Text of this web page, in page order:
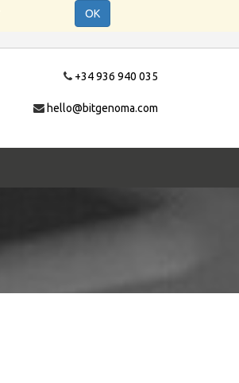
OK
+34 936 940 035
hello@bitgenoma.com